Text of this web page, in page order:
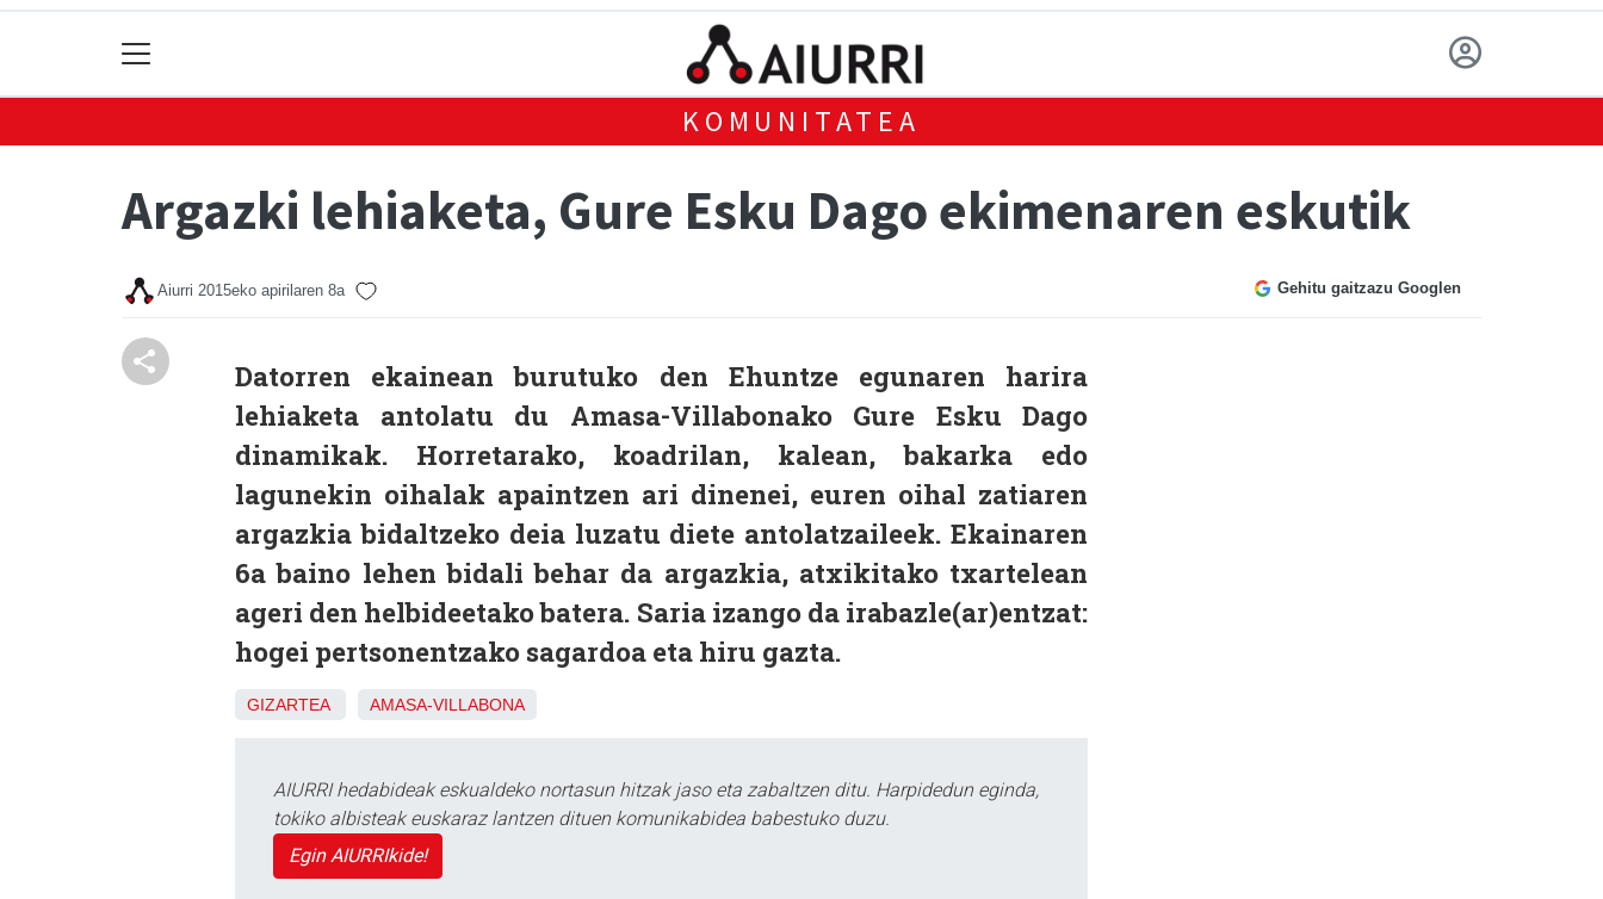
KOMUNITATEA
Argazki lehiaketa, Gure Esku Dago ekimenaren eskutik
Aiurri 2015eko apirilaren 8a Gehitu gaitzazu Googlen
Datorren ekainean burutuko den Ehuntze egunaren harira
lehiaketa antolatu du Amasa-Villabonako Gure Esku Dago
dinamikak. Horretarako, koadrilan, kalean, bakarka edo
lagunekin oihalak apaintzen ari dinenei, euren oihal zatiaren
argazkia bidaltzeko deia luzatu diete antolatzaileek. Ekainaren
6a baino lehen bidali behar da argazkia, atxikitako txartelean
ageri den helbideetako batera. Saria izango da irabazle(ar)entzat:
hogei pertsonentzako sagardoa eta hiru gazta.
GIZARTEA AMASA-VILLABONA
AIURRI hedabideak eskualdeko nortasun hitzak jaso eta zabaltzen ditu. Harpidedun eginda,
tokiko albisteak euskaraz lantzen dituen komunikabidea babestuko duzu.
Egin AIURRIkide!